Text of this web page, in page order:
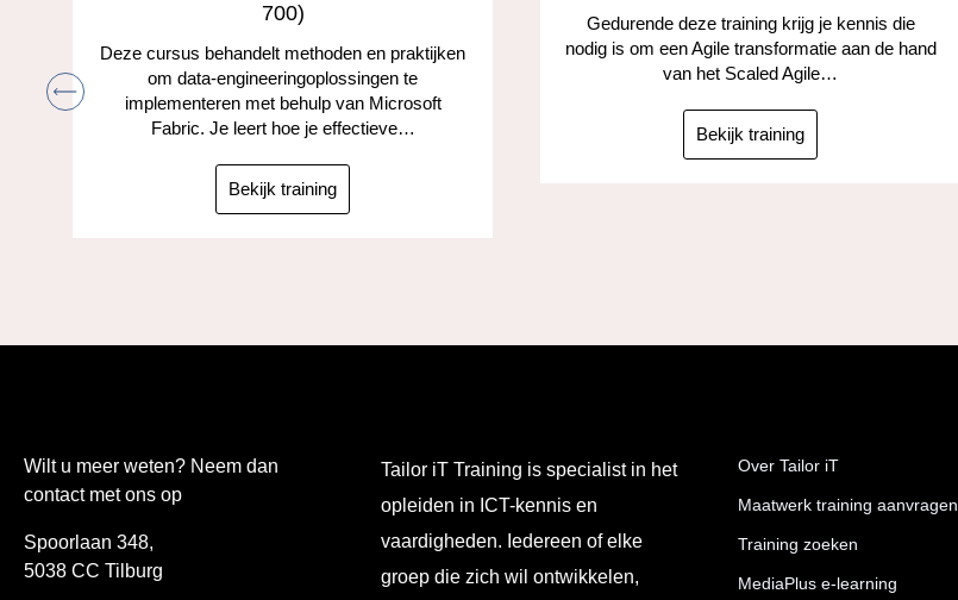
700)
Deze cursus behandelt methoden en praktijken
om data-engineeringoplossingen te
implementeren met behulp van Microsoft
Fabric. Je leert hoe je effectieve…
Bekijk training
Gedurende deze training krijg je kennis die
nodig is om een Agile transformatie aan de hand
van het Scaled Agile…
Bekijk training
Wilt u meer weten? Neem dan
contact met ons op
Spoorlaan 348,
5038 CC Tilburg
Tailor iT Training is specialist in het
opleiden in ICT-kennis en
vaardigheden. Iedereen of elke
groep die zich wil ontwikkelen,
Over Tailor iT
Maatwerk training aanvragen
Training zoeken
MediaPlus e-learning